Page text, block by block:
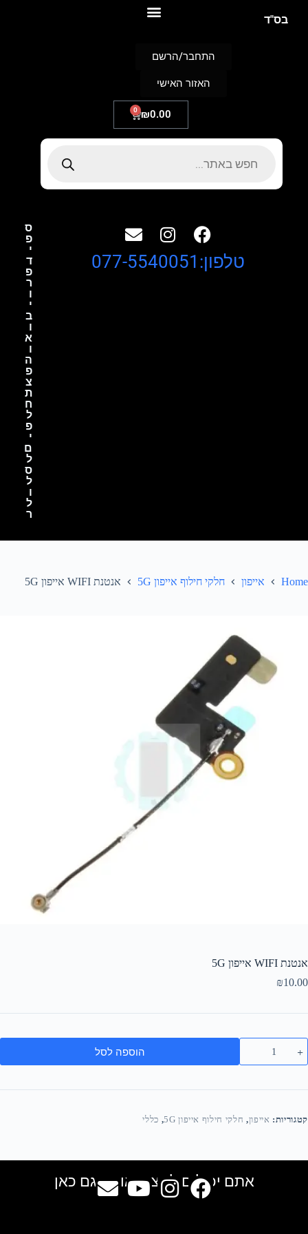
בס"ד
₪0.00
0
התחבר/הרשם
האזור האישי
ס
פ
י
ד
פ
ר
ו
י
ב
ו
א
ו
ה
פ
צ
ת
ח
ל
פ
י
ם
ל
ס
ל
ו
ל
ר
טלפון:077-5540051
Home אייפון חלקי חילוף אייפון 5G אנטנת WIFI אייפון 5G
אנטנת WIFI אייפון 5G
₪10.00
הוספה לסל
קטגוריות: אייפון, חלקי חילוף אייפון 5G , כללי
אתם יכולים למצוא אותנו גם כאן